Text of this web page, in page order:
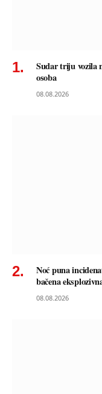
Sudar triju vozila
osoba
08.08.2026
Noć puna
bačena
08.08.2026